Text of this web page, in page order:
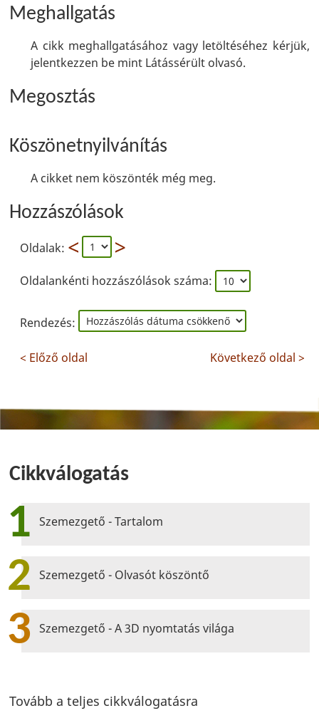
Meghallgatás
A cikk meghallgatásához vagy letöltéséhez kérjük,
jelentkezzen be mint Látássérült olvasó.
Megosztás
Köszönetnyilvánítás
A cikket nem köszönték még meg.
Hozzászólások
Oldalak:
Oldalankénti hozzászólások száma:
Rendezés:
< Előző oldal Következő oldal >
Cikkválogatás
1 Szemezgető - Tartalom
2 Szemezgető - Olvasót köszöntő
3 Szemezgető - A 3D nyomtatás világa
Tovább a teljes cikkválogatásra